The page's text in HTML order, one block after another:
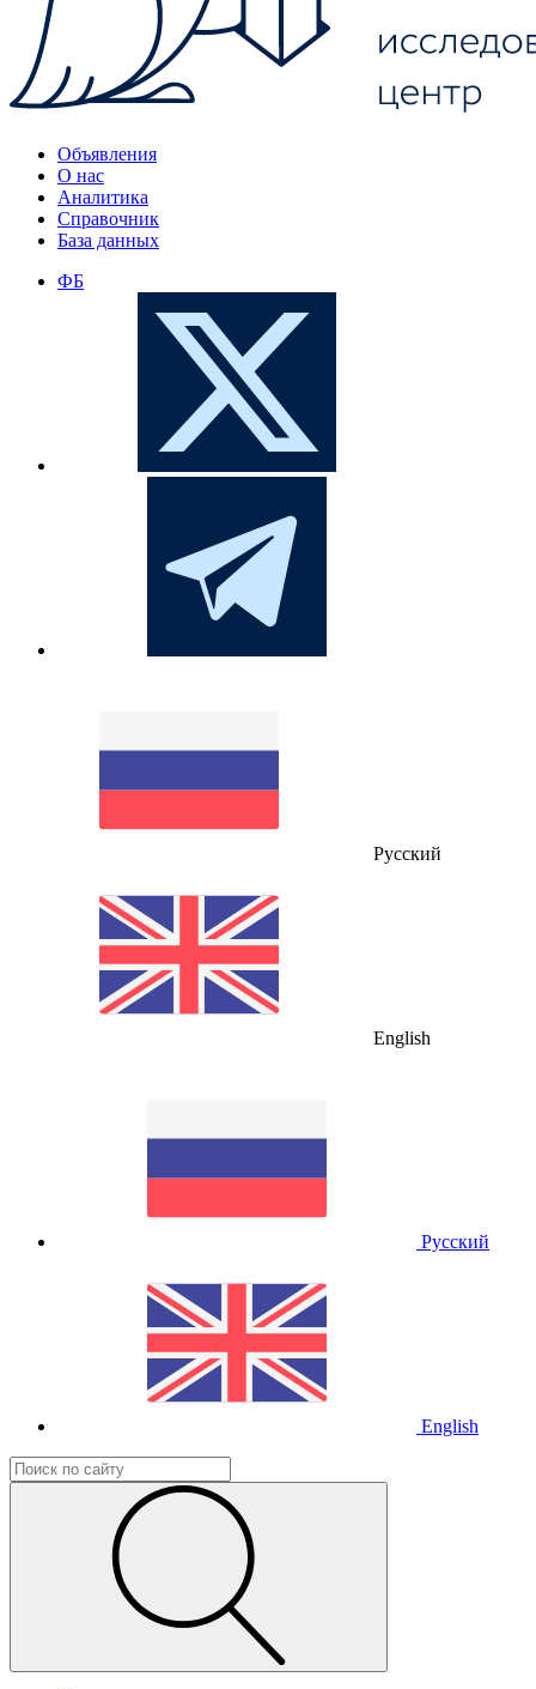
Объявления
О нас
Аналитика
Справочник
База данных
ФБ
Русский
English
Русский
English